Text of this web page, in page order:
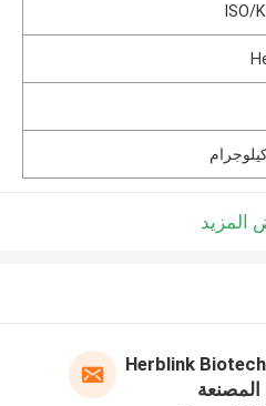
ISO/
المزيد
Herblink